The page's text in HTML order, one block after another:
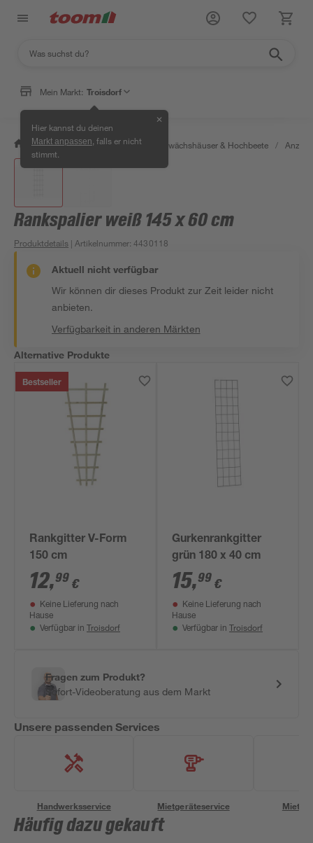
Mein Markt: Troisdorf
Hier kannst du deinen
Markt anpassen , falls er nicht
stimmt.
✕
/ Garten & Freizeit / Anzucht, Gewächshäuser & Hochbeete /
Rankspalier weiß 145 x 60 cm
Produktdetails | Artikelnummer:4430118
Aktuell nicht verfügbar
Wir können dir dieses Produkt zur Zeit leider nicht
anbieten.
Verfügbarkeit in anderen Märkten
Alternative Produkte
Bestseller
Rankgitter V-Form
150 cm
12,99 €
Keine Lieferung nach
Hause
Verfügbar in Troisdorf
Gurkenrankgitter
grün 180 x 40 cm
15,99 €
Keine Lieferung nach
Hause
Verfügbar in Troisdorf
Fragen zum Produkt?
Sofort-Videoberatung aus dem Markt
Unsere passenden Services
Handwerksservice Mietgeräteservice
Häufig dazu gekauft